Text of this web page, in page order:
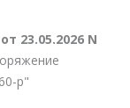
23.05.2026 N
р"